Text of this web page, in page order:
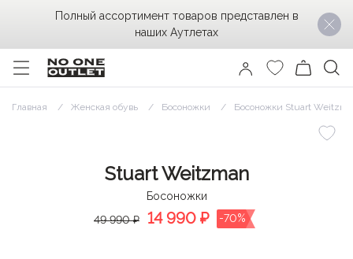
Главная Женская обувь Босоножки Босоножки Stuart
Stuart Weitzman
Босоножки
49 990 ₽
14 990 ₽ -70%
Полный ассортимент товаров представлен в
наших Аутлетах